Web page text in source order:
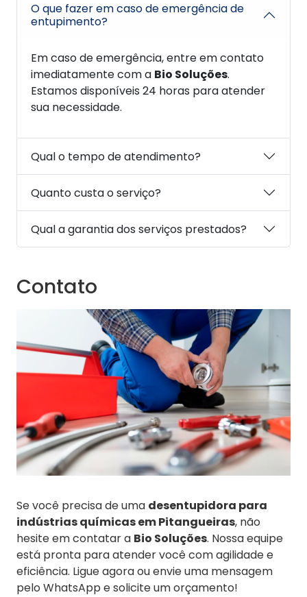
O que fazer em caso de emergência de
entupimento?
Em caso de emergência, entre em contato
imediatamente com a Bio Soluções.
Estamos disponíveis 24 horas para atender
sua necessidade.
Qual o tempo de atendimento?
Quanto custa o serviço?
Qual a garantia dos serviços prestados?
Contato
Se você precisa de uma desentupidora para
indústrias químicas em Pitangueiras, não
hesite em contatar a Bio Soluções. Nossa equipe
está pronta para atender você com agilidade e
eficiência. Ligue agora ou envie uma mensagem
pelo WhatsApp e solicite um orçamento!